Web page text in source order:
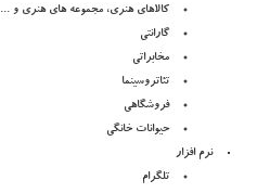
کالاهای هنری، مجموعه های هنری و ...
گارانتی
مخابراتی
تئاتروسینما
فروشگاهی
حیوانات خانگی
نرم افزار
تلگرام